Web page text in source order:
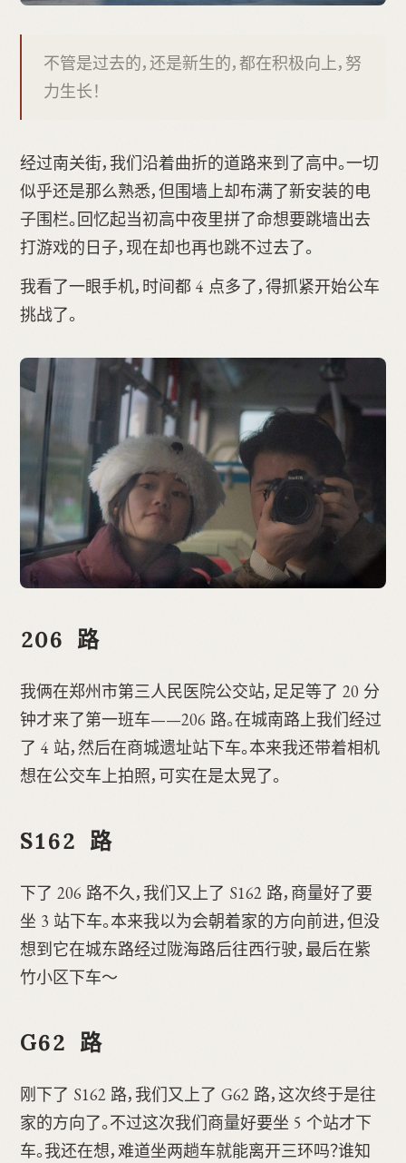
不管是过去的，还是新生的，都在积极向上，努
力生长！
经过南关街，我们沿着曲折的道路来到了高中。一切
似乎还是那么熟悉，但围墙上却布满了新安装的电
子围栏。回忆起当初高中夜里拼了命想要跳墙出去
打游戏的日子，现在却也再也跳不过去了。
我看了一眼手机，时间都 4 点多了，得抓紧开始公车
挑战了。
206 路
我俩在郑州市第三人民医院公交站，足足等了 20 分
钟才来了第一班车——206 路。在城南路上我们经过
了 4 站，然后在商城遗址站下车。本来我还带着相机
想在公交车上拍照，可实在是太晃了。
S162 路
下了 206 路不久，我们又上了 S162 路，商量好了要
坐 3 站下车。本来我以为会朝着家的方向前进，但没
想到它在城东路经过陇海路后往西行驶，最后在紫
竹小区下车～
G62 路
刚下了 S162 路，我们又上了 G62 路，这次终于是往
家的方向了。不过这次我们商量好要坐 5 个站才下
车。我还在想，难道坐两趟车就能离开三环吗？谁知